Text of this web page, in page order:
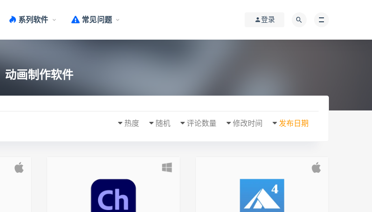
系列软件 常见问题 登录
动画制作软件
发布日期
修改时间
评论数量
随机
热度